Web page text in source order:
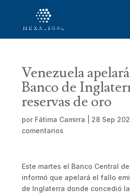
Venezuela
Banco de
reservas de oro
por Fátima Camirra 28 Sep
comentarios
Este martes el Banco Central
informó que apelará el fallo
de Inglaterra donde concedió